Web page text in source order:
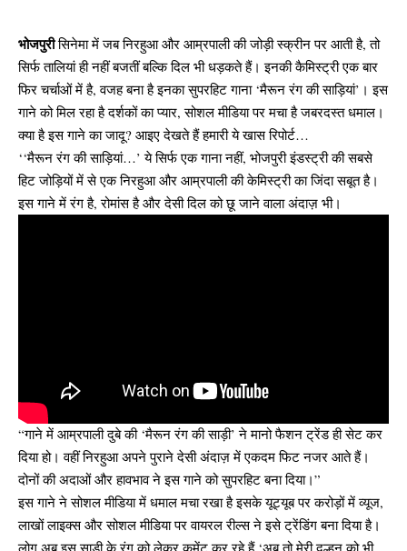
भोजपुरीसिनेमा में जब निरहुआ और आम्रपाली की जोड़ी स्क्रीन पर आती है, तो
सिर्फ तालियां ही नहीं बजतीं बल्कि दिल भी धड़कते हैं। इनकी कैमिस्ट्री एक बार
फिर चर्चाओं में है, वजह बना है इनका सुपरहिट गाना ‘मैरून रंग की साड़ियां’। इस
गाने को मिल रहा है दर्शकों का प्यार, सोशल मीडिया पर मचा है जबरदस्त धमाल।
क्या है इस गाने का जादू? आइए देखते हैं हमारी ये खास रिपोर्ट…
‘‘मैरून रंग की साड़ियां…’ ये सिर्फ एक गाना नहीं, भोजपुरी इंडस्ट्री की सबसे
हिट जोड़ियों में से एक निरहुआ और आम्रपाली की केमिस्ट्री का जिंदा सबूत है।
इस गाने में रंग है, रोमांस है और देसी दिल को छू जाने वाला अंदाज़ भी।
“गाने में आम्रपाली दुबे की ‘मैरून रंग की साड़ी’ ने मानो फैशन ट्रेंड ही सेट कर
दिया हो। वहीं निरहुआ अपने पुराने देसी अंदाज़ में एकदम फिट नजर आते हैं।
दोनों की अदाओं और हावभाव ने इस गाने को सुपरहिट बना दिया।”
इस गाने ने सोशल मीडिया में धमाल मचा रखा है इसके यूट्यूब पर करोड़ों में व्यूज,
लाखों लाइक्स और सोशल मीडिया पर वायरल रील्स ने इसे ट्रेंडिंग बना दिया है।